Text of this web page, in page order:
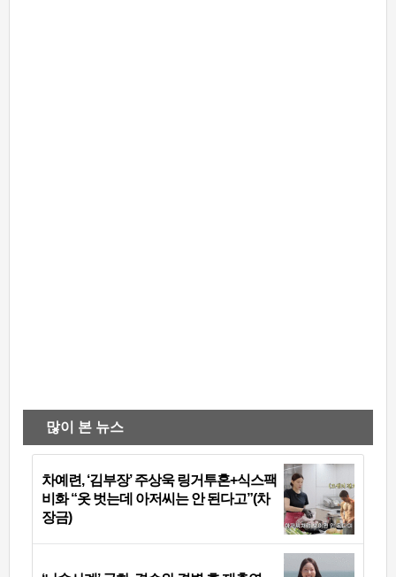
많이 본 뉴스
차예련, ‘김부장’ 주상욱 링거투혼+식스팩
비화 “옷 벗는데 아저씨는 안 된다고”(차
장금)